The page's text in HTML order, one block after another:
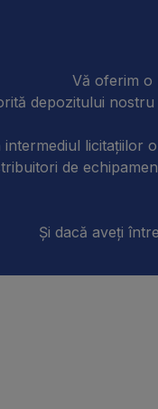
Vă oferim o
depozitului
intermediul licitațiilor
de
Și dacă aveți